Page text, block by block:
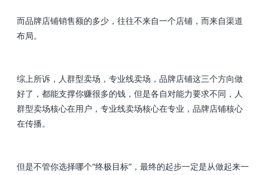
而品牌店铺销售额的多少，往往不来自一个店铺，而来自渠道
布局。
综上所诉，人群型卖场，专业线卖场，品牌店铺这三个方向做
好了，都能支撑你赚很多的钱，但是各自对能力要求不同，人
群型卖场核心在用户，专业线卖场核心在专业，品牌店铺核心
在传播。
但是不管你选择哪个“终极目标”，最终的起步一定是从做起来一